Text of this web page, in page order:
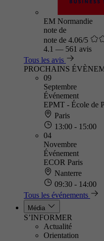
EM Normandie
note de
note de 4.06/5
4.1 — 561 avis
Tous les avis
PROCHAINS
09
Septembre
Événement
EPMT - École de
Paris
13:00 - 15:00
04
Novembre
Événement
ECOR Paris
Nanterre
09:30 - 14:00
Tous les événements
Média
S’INFORMER
Actualité
Orientation